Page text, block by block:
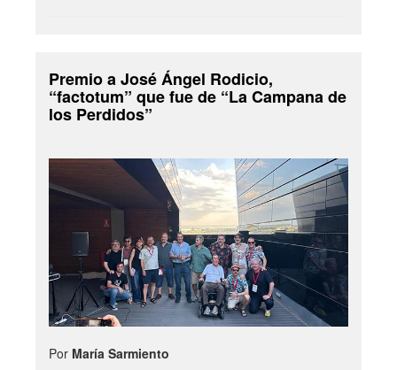
Premio a José Ángel Rodicio,
“factotum” que fue de “La Campana de
los Perdidos”
Por María Sarmiento